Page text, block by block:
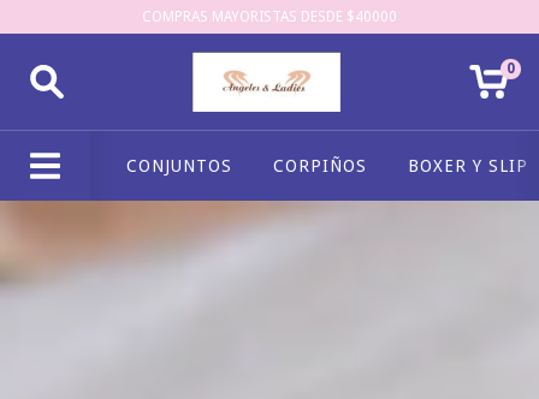
COMPRAS MAYORISTAS DESDE $40000
0
CONJUNTOS CORPIÑOS BOXER Y SLIP